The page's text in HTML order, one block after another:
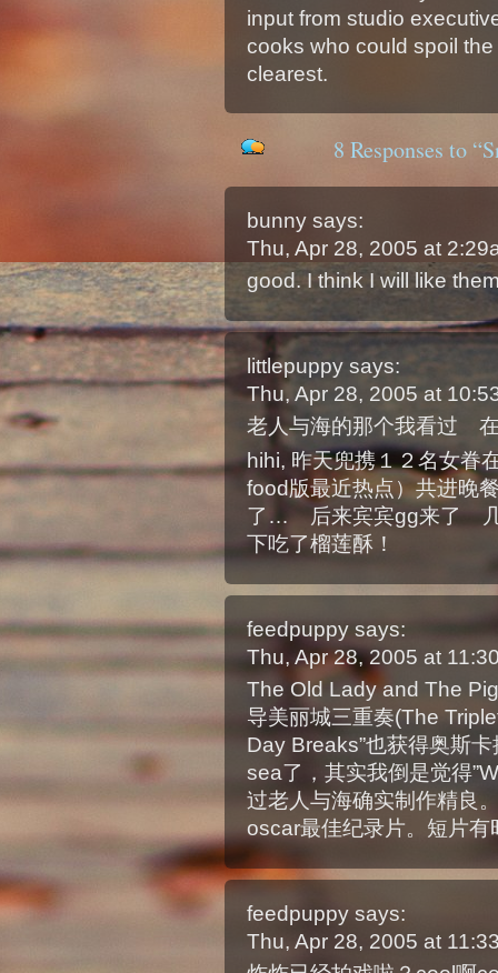
input from studio
cooks who could spoil
clearest.
8 Responses to
bunny says:
Thu, Apr 28, 2005 at
good. I think I will like
littlepuppy says:
Thu, Apr 28, 2005 at
老人与海的那个我看过
hihi, 昨天兜携１２名女眷
food版最近热点）共进晚
了… 后来宾宾gg来了 几
下吃了榴莲酥！
feedpuppy says:
Thu, Apr 28, 2005 at
The Old Lady and The
导美丽城三重奏(The
Day Breaks”也获得奥斯
sea了，其实我倒是觉得
过老人与海确实制作精良
oscar最佳纪录片。短片
feedpuppy says:
Thu, Apr 28, 2005 at